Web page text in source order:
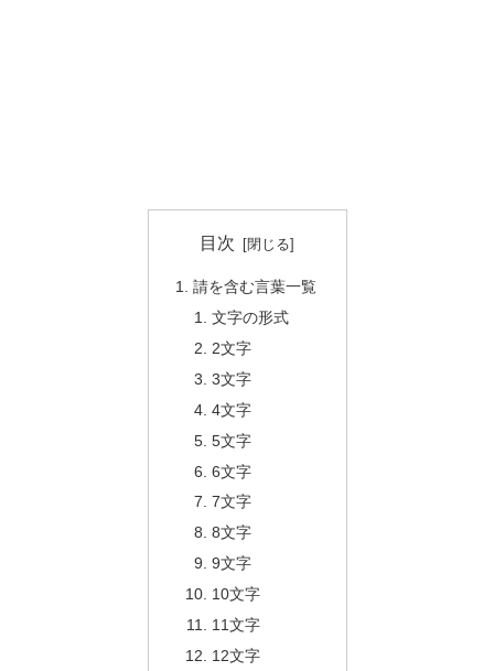
目次
請を含む言葉一覧
文字の形式
2文字
3文字
4文字
5文字
6文字
7文字
8文字
9文字
10文字
11文字
12文字